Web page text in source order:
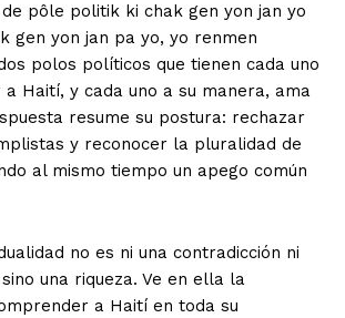
pôle politik ki chak gen yon jan yo
gen yon jan pa yo, yo renmen
polos políticos que tienen cada uno
Haití, y cada uno a su manera, ama
resume su postura: rechazar
y reconocer la pluralidad de
al mismo tiempo un apego común
no es ni una contradicción ni
una riqueza. Ve en ella la
a Haití en toda su